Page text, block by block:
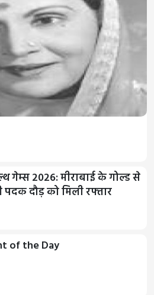
गेम्स 2026: मीराबाई के गोल्ड से
पदक दौड़ को मिली रफ्तार
of the Day